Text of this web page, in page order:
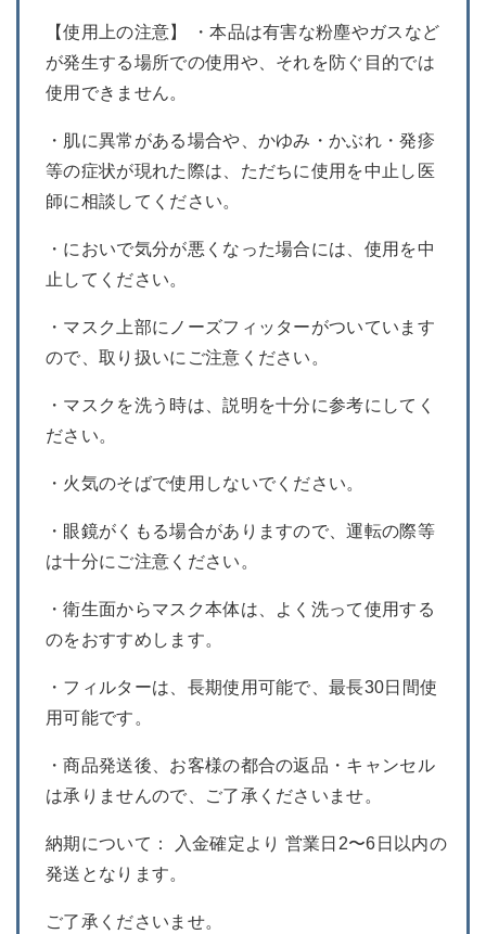
【使用上の注意】 ・本品は有害な粉塵やガスなど
が発生する場所での使用や、それを防ぐ目的では
使用できません。
・肌に異常がある場合や、かゆみ・かぶれ・発疹
等の症状が現れた際は、ただちに使用を中止し医
師に相談してください。
・においで気分が悪くなった場合には、使用を中
止してください。
・マスク上部にノーズフィッターがついています
ので、取り扱いにご注意ください。
・マスクを洗う時は、説明を十分に参考にしてく
ださい。
・火気のそばで使用しないでください。
・眼鏡がくもる場合がありますので、運転の際等
は十分にご注意ください。
・衛生面からマスク本体は、よく洗って使用する
のをおすすめします。
・フィルターは、長期使用可能で、最長30日間使
用可能です。
・商品発送後、お客様の都合の返品・キャンセル
は承りませんので、ご了承くださいませ。
納期について： 入金確定より 営業日2〜6日以内の
発送となります。
ご了承くださいませ。